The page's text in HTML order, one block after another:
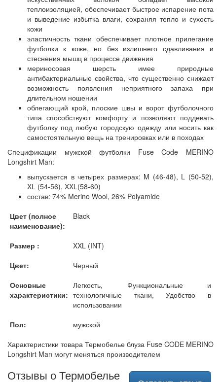
теплоизоляцией, обеспечивает быстрое испарение пота
и выведение избытка влаги, сохраняя тепло и сухость
кожи
эластичность ткани обеспечивает плотное прилегание
футболки к коже, но без излишнего сдавливания и
стеснения мышц в процессе движения
мериносовая шерсть имее природные
антибактериальные свойства, что существенно снижает
возможность появления неприятного запаха при
длительном ношении
облегающий крой, плоские швы и ворот футболочного
типа способствуют комфорту и позволяют поддевать
футболку под любую городскую одежду или носить как
самостоятельную вещь на тренировках или в походах
Спецификации мужской футболки Fuse Code MERINO
Longshirt Man:
выпускается в четырех размерах: M (46-48), L (50-52),
XL (54-56), XXL(58-60)
состав: 74% Merino Wool, 26% Polyamide
Цвет (полное
наименование):
Black
Размер :
XXL (INT)
Цвет:
Черный
Основные
характеристики:
Легкость, Функциональные и
технологичные ткани, Удобство в
использовании
Пол:
мужской
Характеристики товара Термобелье блуза Fuse CODE MERINO
Longshirt Man могут меняться производителем
Отзывы о Термобелье